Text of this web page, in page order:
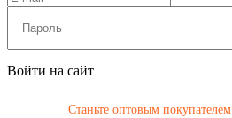
Войти на сайт
Станьте оптовым покупателем